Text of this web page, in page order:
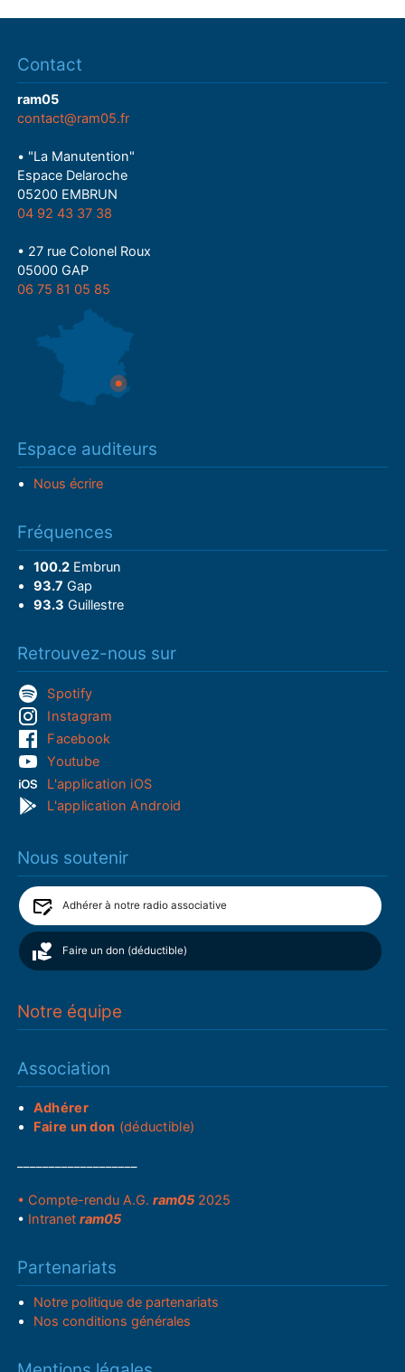
Contact
ram05
contact@ram05.fr
• "La Manutention"
Espace Delaroche
05200 EMBRUN
04 92 43 37 38
• 27 rue Colonel Roux
05000 GAP
06 75 81 05 85
Espace auditeurs
Nous écrire
Fréquences
100.2Embrun
93.7 Gap
93.3 Guillestre
Retrouvez-nous sur
Spotify
Instagram
Facebook
Youtube
L'application iOS
L'application Android
Nous soutenir
Adhérer à notre radio associative
Faire un don (déductible)
Notre équipe
Association
Adhérer
Faire un don (déductible)
• Compte-rendu A.G.ram05 2025
• Intranetram05
Partenariats
Notre politique de partenariats
Nos conditions générales